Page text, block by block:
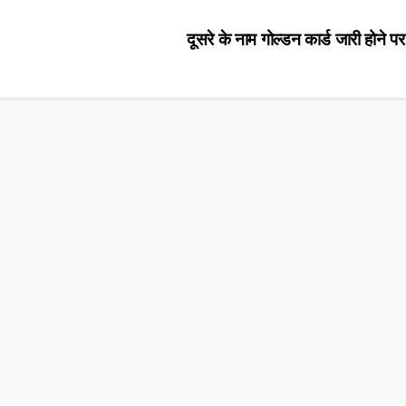
दूसरे के नाम गोल्डन कार्ड जारी होने